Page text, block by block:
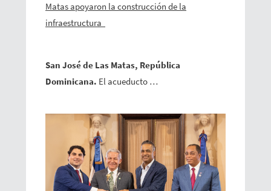
Matas apoyaron la construcción de la
infraestructura
San José de Las Matas, República
Dominicana. El acueducto …